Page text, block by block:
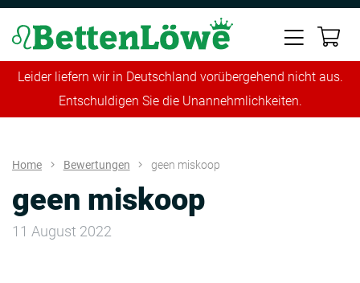
Leider liefern wir in Deutschland vorübergehend nicht aus.
Entschuldigen Sie die Unannehmlichkeiten.
Home Bewertungen geen miskoop
geen miskoop
11 August 2022